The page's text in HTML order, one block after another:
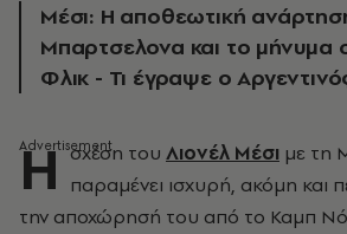
Μέσι: Η αποθεωτική
Μπαρτσελονα και το μήνυμα
Φλικ - Τι έγραψε ο
Η σχέση του Λιονέλ Μέσι με τη
παραμένει ισχυρή, ακόμη και
την αποχώρησή του από το Καμπ